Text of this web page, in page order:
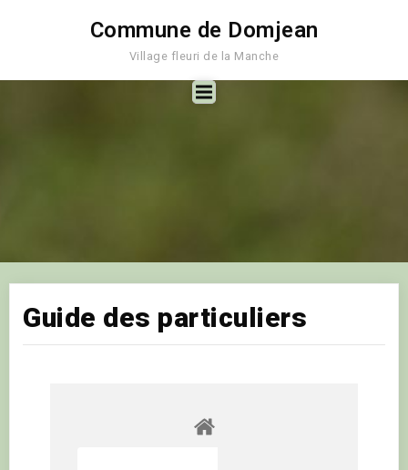
Commune de Domjean
Village fleuri de la Manche
Guide des particuliers